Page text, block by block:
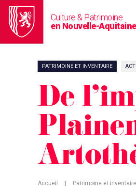
Culture & Patrimoine
en Nouvelle-Aquitaine
PATRIMOINE ET INVENTAIRE
De
Accueil Patrimoine et inventaire